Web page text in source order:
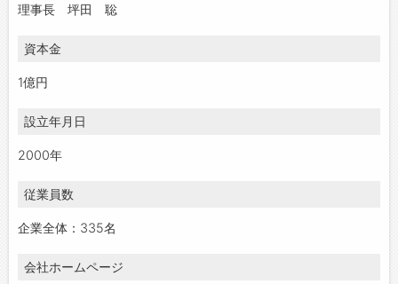
理事長 坪田 聡
資本金
1億円
設立年月日
2000年
従業員数
企業全体：335名
会社ホームページ